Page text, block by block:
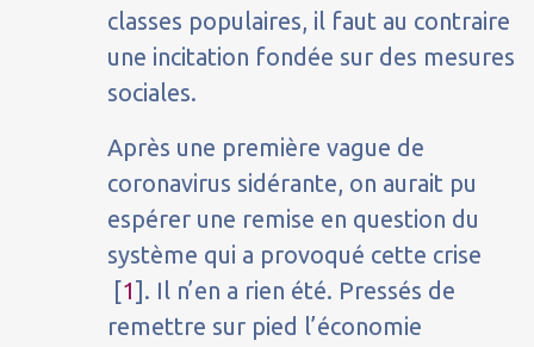
classes populaires, il faut au contraire
une incitation fondée sur des mesures
sociales.
Après une première vague de
coronavirus sidérante, on aurait pu
espérer une remise en question du
système qui a provoqué cette crise
[1]. Il n’en a rien été. Pressés de
remettre sur pied l’économie